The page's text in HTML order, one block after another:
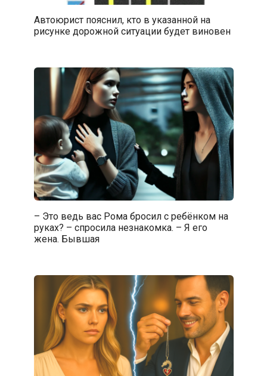
Автоюрист пояснил, кто в указанной на
рисунке дорожной ситуации будет виновен
– Это ведь вас Рома бросил с ребёнком на
руках? – спросила незнакомка. – Я его
жена. Бывшая